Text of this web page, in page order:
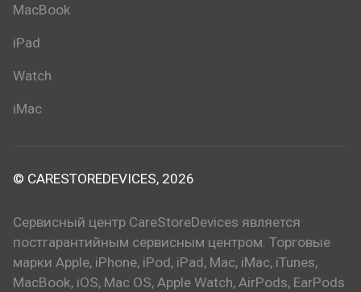
MacBook
iPad
Watch
iMac
© CARESTOREDEVICES, 2026
Сервисный центр CareStoreDevices является
постгарантийным сервисным центром. Торговые
марки Apple, iPhone, iPod, iPad, Mac, iMac, iTunes,
MacBook, iOS, Mac OS, Apple Watch, AirPods, EarPods